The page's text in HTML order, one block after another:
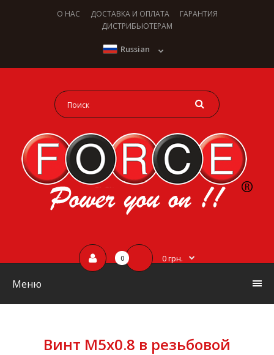
О НАС ДОСТАВКА И ОПЛАТА
ГАРАНТИЯ
ДИСТРИБЬЮТЕРАМ
Russian
0 0 грн.
Меню
Винт M5x0.8 в резьбовой